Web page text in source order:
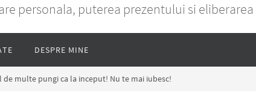
personala, puterea prezentului si
DESPRE MINE
de multe pungi ca la inceput! Nu te mai iubesc!